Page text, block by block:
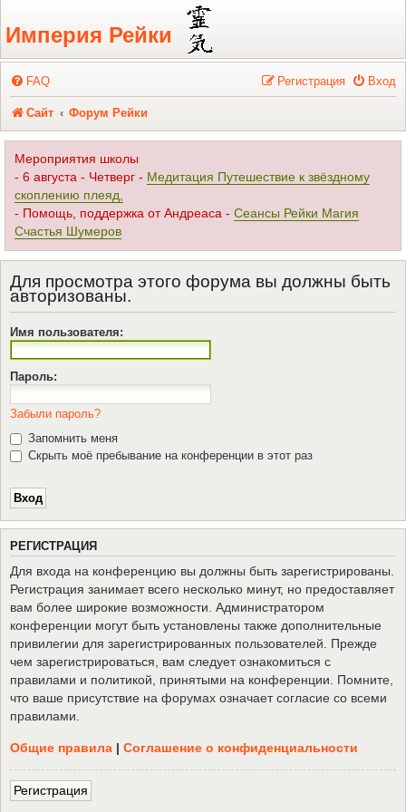
Регистрация
Империя Рейки
FAQ Вход
Регистрация
Сайт Форум Рейки
Мероприятия школы
- 6 августа - Четверг - Медитация Путешествие к звёздному
скоплению плеяд,
- Помощь, поддержка от Андреаса - Сеансы Рейки Магия
Счастья Шумеров
Для просмотра этого форума вы должны быть
авторизованы.
Имя пользователя:
Пароль:
Забыли пароль?
Запомнить меня
Скрыть моё пребывание на конференции в этот раз
РЕГИСТРАЦИЯ
Для входа на конференцию вы должны быть зарегистрированы.
Регистрация занимает всего несколько минут, но предоставляет
вам более широкие возможности. Администратором
конференции могут быть установлены также дополнительные
привилегии для зарегистрированных пользователей. Прежде
чем зарегистрироваться, вам следует ознакомиться с
правилами и политикой, принятыми на конференции. Помните,
что ваше присутствие на форумах означает согласие со всеми
правилами.
Общие правила | Соглашение о конфиденциальности
Регистрация